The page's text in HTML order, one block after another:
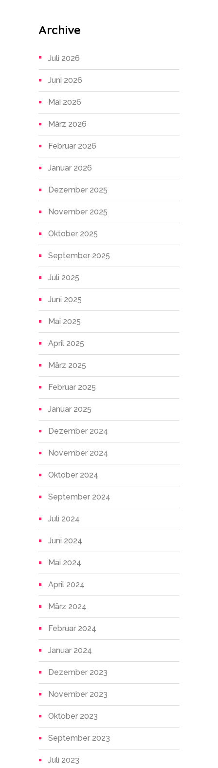
Archive
Juli 2026
Juni 2026
Mai 2026
März 2026
Februar 2026
Januar 2026
Dezember 2025
November 2025
Oktober 2025
September 2025
Juli 2025
Juni 2025
Mai 2025
April 2025
März 2025
Februar 2025
Januar 2025
Dezember 2024
November 2024
Oktober 2024
September 2024
Juli 2024
Juni 2024
Mai 2024
April 2024
März 2024
Februar 2024
Januar 2024
Dezember 2023
November 2023
Oktober 2023
September 2023
Juli 2023